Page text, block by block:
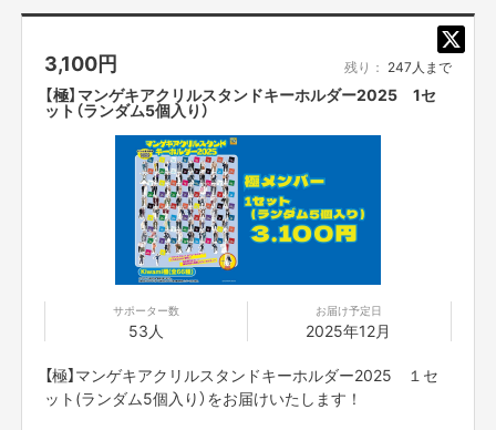
式部／釈迦虎／彼岸花／満丸／ミステリーハンター／ロマンス道場／あんよ
の日／ウーロンパンダ／銀鬼／東雲／生姜猫／バリアシオン／はるかぜに告
ぐ／アマルフィん
／清川雄司／やました／ 岡田浩太朗
【サイズ】縦約60mm
【締切】2025年11月23日(日) 23：59
※消費税、梱包代、 送料込みの値段です。
※海外への郵送は行っておりません。海外への郵送を希望される方は対象外
とさせていただきます。
※写真はイメージです。実物とは異なる場合がございますのでご了承くださ
※住所不備などでの再発送は、着払いでの発送となりますので、ご了承くだ
さい。予め発送先のご確認をお願いいたします。
今回、皆様にご支援いただいた金額は、発注費と梱包・発送費用に充てさせ
【ご支援にあたってのご注意事項】
■一度購入いただいたものは、キャンセルができません。
うにご購入くださいませ。
※マスキング包装の為芸人はお選びいただけません。
※消費税込・送料込・梱包代込
※発送は決済完了が確認できた方から順次発送させていた
※決済完了より1ヶ月を目途に発送致します。
※発送が決済完了より2ヶ月以降となる場合、メッセージ機
能にてアナウンスさせていただきます。
※海外への郵送は行っておりません。海外への郵送を希望
される方は対象外とさせていただきます。
※転売目的でのご購入は固くお断りしております。
※写真はイメージのため、実際の商品とは異なる場合がご
ざいます。
※ご購入後の返品・交換はできませんので予めご了承くだ
3,100円 残り： 247人まで
【極】マンゲキアクリルスタンドキーホルダー2025 1セ
ット（ランダム5個入り）
サポーター数
53人
お届け予定日
2025年12月
【極】マンゲキアクリルスタンドキーホルダー2025 １セ
ット(ランダム5個入り）をお届けいたします！